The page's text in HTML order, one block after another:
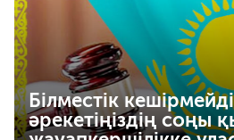
Білместік
әрекетіңіздің соңы